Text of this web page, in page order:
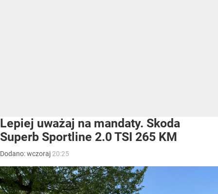
Lepiej uważaj na mandaty. Skoda
Superb Sportline 2.0 TSI 265 KM
Dodano:wczoraj 20:25